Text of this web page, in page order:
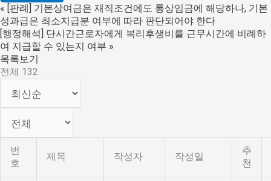
« [판례] 기본상여금은 재직조건에도 통상임금에 해당하나, 기본
성과급은 최소지급분 여부에 따라 판단되어야 한다
[행정해석] 단시간근로자에게 복리후생비를 근무시간에 비례하
여 지급할 수 있는지 여부 »
목록보기
전체 132
번
호
제목 작성자 작성일
추
천